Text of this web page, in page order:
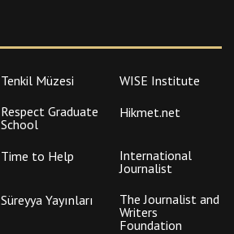
Tenkil Müzesi
WISE Institute
Respect Graduate
School
Hikmet.net
Time to Help
International
Journalist
Süreyya Yayınları
The Journalist and
Writers
Foundation